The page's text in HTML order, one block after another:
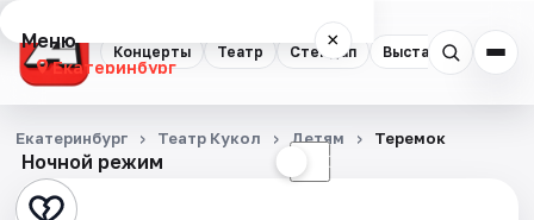
Концерты Театр Стендап Выставки
Меню ×
Екатеринбург
Концерты
Театр
Ночной режим ☾
Екатеринбург Театр Кукол Детям Теремок